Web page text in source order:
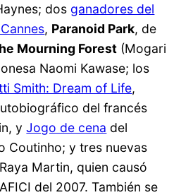
dos ganadores del
, Paranoid Park, de
Mourning Forest (Mogari
Naomi Kawase; los
Smith: Dream of Life,
del francés
yJogo de cena del
Coutinho; y tres nuevas
Martin, quien causó
del 2007. También se